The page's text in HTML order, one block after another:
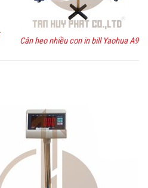
Cân heo nhiều con in bill Yaohua A9